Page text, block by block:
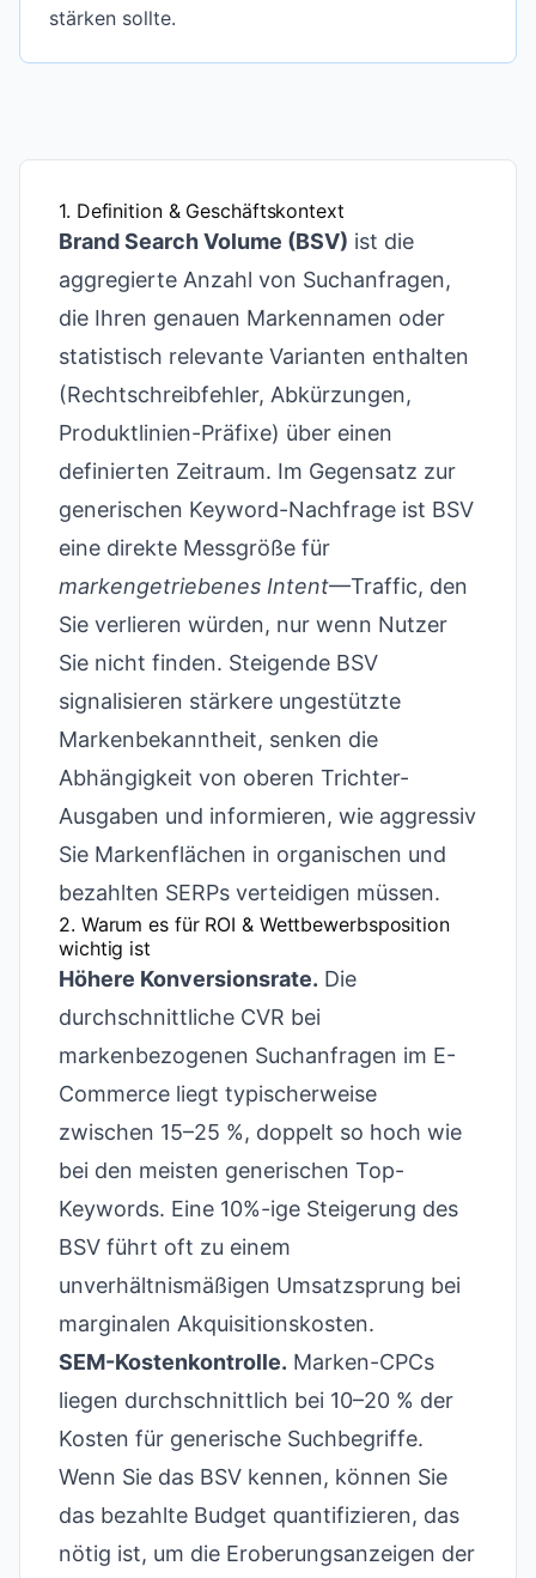
stärken sollte.
1. Definition & Geschäftskontext
Brand Search Volume (BSV) ist die
aggregierte Anzahl von Suchanfragen,
die Ihren genauen Markennamen oder
statistisch relevante Varianten enthalten
(Rechtschreibfehler, Abkürzungen,
Produktlinien-Präfixe) über einen
definierten Zeitraum. Im Gegensatz zur
generischen Keyword-Nachfrage ist BSV
eine direkte Messgröße für
markengetriebenes Intent—Traffic, den
Sie verlieren würden, nur wenn Nutzer
Sie nicht finden. Steigende BSV
signalisieren stärkere ungestützte
Markenbekanntheit, senken die
Abhängigkeit von oberen Trichter-
Ausgaben und informieren, wie aggressiv
Sie Markenflächen in organischen und
bezahlten SERPs verteidigen müssen.
2. Warum es für ROI & Wettbewerbsposition
wichtig ist
Höhere Konversionsrate. Die
durchschnittliche CVR bei
markenbezogenen Suchanfragen im E-
Commerce liegt typischerweise
zwischen 15–25 %, doppelt so hoch wie
bei den meisten generischen Top-
Keywords. Eine 10%-ige Steigerung des
BSV führt oft zu einem
unverhältnismäßigen Umsatzsprung bei
marginalen Akquisitionskosten.
SEM-Kostenkontrolle. Marken-CPCs
liegen durchschnittlich bei 10–20 % der
Kosten für generische Suchbegriffe.
Wenn Sie das BSV kennen, können Sie
das bezahlte Budget quantifizieren, das
nötig ist, um die Eroberungsanzeigen der